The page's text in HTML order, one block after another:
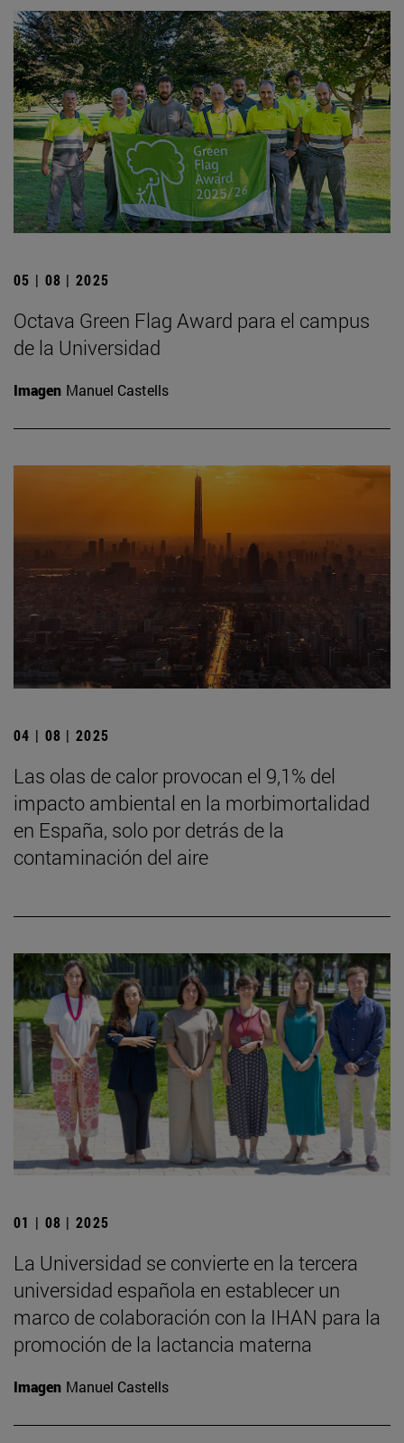
05 | 08 | 2025
Octava Green Flag Award para el campus
de la Universidad
Imagen Manuel Castells
04 | 08 | 2025
Las olas de calor provocan el 9,1% del
impacto ambiental en la morbimortalidad
en España, solo por detrás de la
contaminación del aire
01 | 08 | 2025
La Universidad se convierte en la tercera
universidad española en establecer un
marco de colaboración con la IHAN para la
promoción de la lactancia materna
Imagen Manuel Castells